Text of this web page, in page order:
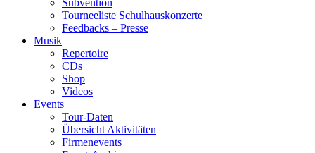
Subvention
Tourneeliste Schulhauskonzerte
Feedbacks – Presse
Musik
Repertoire
CDs
Shop
Videos
Events
Tour-Daten
Übersicht Aktivitäten
Firmenevents